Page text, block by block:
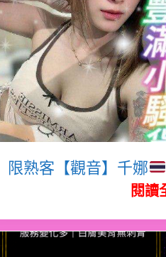
限熟客【觀音】千娜
閱讀